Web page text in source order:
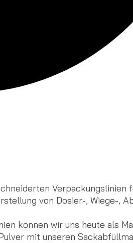
Verpackungslinien
von Dosier-, Wiege-,
können wir uns heute als
mit unseren